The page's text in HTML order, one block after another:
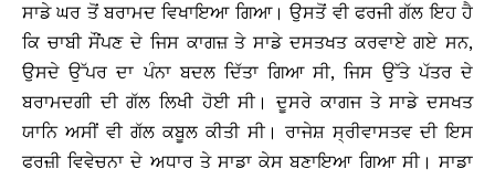
ਸਾਡੇ ਘਰ ਤੋਂ ਬਰਾਮਦ ਵਿਖਾਇਆ ਗਿਆ। ਉਸਤੋਂ ਵੀ ਫਰਜੀ ਗੱਲ ਇਹ ਹੈ
ਕਿ ਚਾਬੀ ਸੌਂਪਣ ਦੇ ਜਿਸ ਕਾਗਜ਼ ਤੇ ਸਾਡੇ ਦਸਤਖਤ ਕਰਵਾਏ ਗਏ ਸਨ,
ਉਸਦੇ ਉੱਪਰ ਦਾ ਪੰਨਾ ਬਦਲ ਦਿੱਤਾ ਗਿਆ ਸੀ, ਜਿਸ ਉੱਤੇ ਪੱਤਰ ਦੇ
ਬਰਾਮਦਗੀ ਦੀ ਗੱਲ ਲਿਖੀ ਹੋਈ ਸੀ। ਦੂਸਰੇ ਕਾਗਜ ਤੇ ਸਾਡੇ ਦਸਖਤ
ਯਾਨਿ ਅਸੀਂ ਵੀ ਗੱਲ ਕਬੂਲ ਕੀਤੀ ਸੀ। ਰਾਜੇਸ਼ ਸ੍ਰੀਵਾਸਤਵ ਦੀ ਇਸ
ਫਰਜ਼ੀ ਵਿਵੇਚਨਾ ਦੇ ਅਧਾਰ ਤੇ ਸਾਡਾ ਕੇਸ ਬਣਾਇਆ ਗਿਆ ਸੀ। ਸਾਡਾ